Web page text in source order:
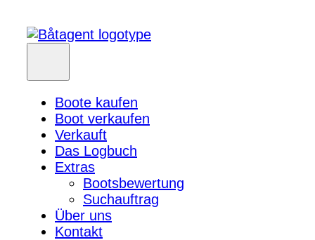
Boote kaufen
Boot verkaufen
Verkauft
Das Logbuch
Extras
Bootsbewertung
Suchauftrag
Über uns
Kontakt